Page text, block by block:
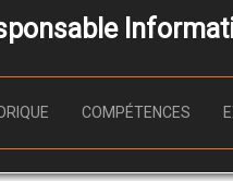
COMPÉTENCES